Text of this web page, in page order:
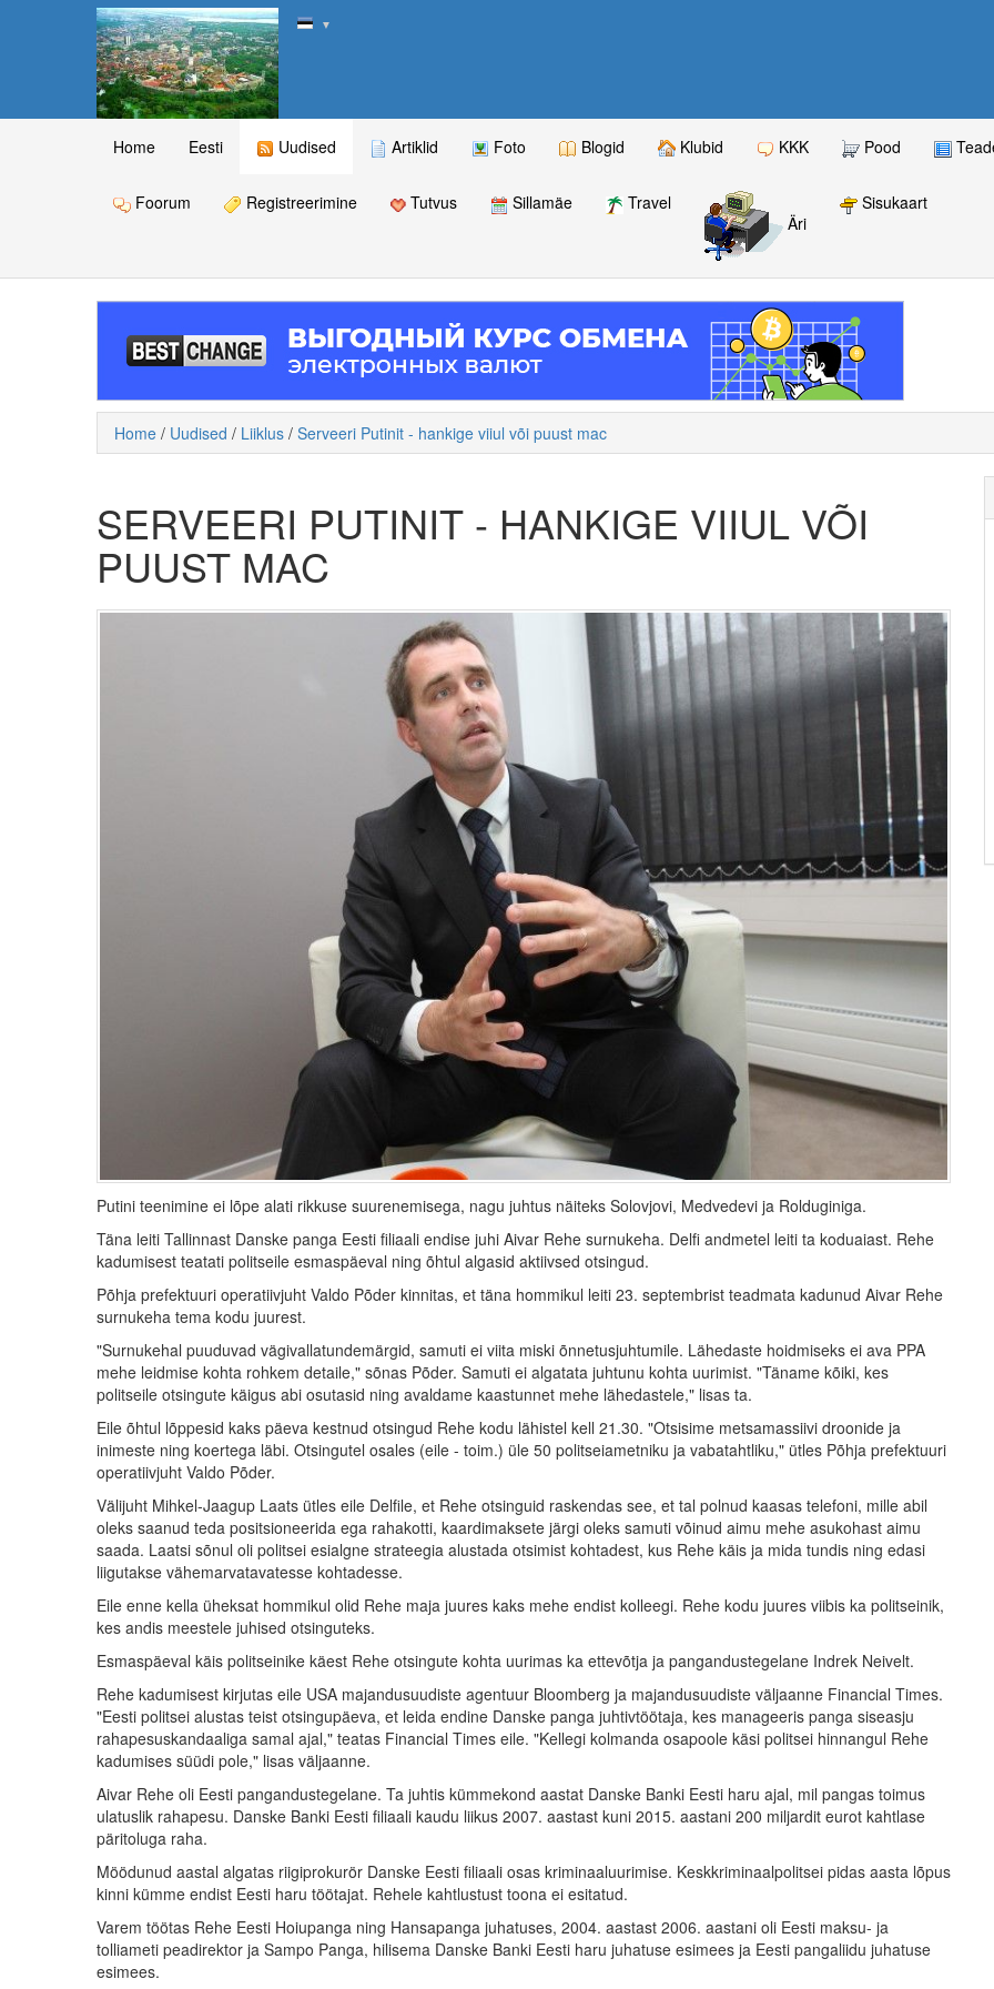
▼
Home Eesti Uudised Artiklid Foto Blogid Klubid KKK Pood
Foorum Registreerimine Tutvus Sillamäe
Travel
Äri
Sisukaart
Home / Uudised / Liiklus / Serveeri Putinit - hankige viiul või puust mac
SERVEERI PUTINIT - HANKIGE VIIUL VÕI
PUUST MAC
Putini teenimine ei lõpe alati rikkuse suurenemisega, nagu juhtus näiteks Solovjovi, Medvedevi ja Rolduginiga.
Täna leiti Tallinnast Danske panga Eesti filiaali endise juhi Aivar Rehe surnukeha. Delfi andmetel leiti ta koduaiast. Rehe
kadumisest teatati politseile esmaspäeval ning õhtul algasid aktiivsed otsingud.
Põhja prefektuuri operatiivjuht Valdo Põder kinnitas, et täna hommikul leiti 23. septembrist teadmata kadunud Aivar Rehe
surnukeha tema kodu juurest.
"Surnukehal puuduvad vägivallatundemärgid, samuti ei viita miski õnnetusjuhtumile. Lähedaste hoidmiseks ei ava PPA
mehe leidmise kohta rohkem detaile," sõnas Põder. Samuti ei algatata juhtunu kohta uurimist. "Täname kõiki, kes
politseile otsingute käigus abi osutasid ning avaldame kaastunnet mehe lähedastele," lisas ta.
Eile õhtul lõppesid kaks päeva kestnud otsingud Rehe kodu lähistel kell 21.30. "Otsisime metsamassiivi droonide ja
inimeste ning koertega läbi. Otsingutel osales (eile - toim.) üle 50 politseiametniku ja vabatahtliku," ütles Põhja prefektuuri
operatiivjuht Valdo Põder.
Välijuht Mihkel-Jaagup Laats ütles eile Delfile, et Rehe otsinguid raskendas see, et tal polnud kaasas telefoni, mille abil
oleks saanud teda positsioneerida ega rahakotti, kaardimaksete järgi oleks samuti võinud aimu mehe asukohast aimu
saada. Laatsi sõnul oli politsei esialgne strateegia alustada otsimist kohtadest, kus Rehe käis ja mida tundis ning edasi
liigutakse vähemarvatavatesse kohtadesse.
Eile enne kella üheksat hommikul olid Rehe maja juures kaks mehe endist kolleegi. Rehe kodu juures viibis ka politseinik,
kes andis meestele juhised otsinguteks.
Esmaspäeval käis politseinike käest Rehe otsingute kohta uurimas ka ettevõtja ja pangandustegelane Indrek Neivelt.
Rehe kadumisest kirjutas eile USA majandusuudiste agentuur Bloomberg ja majandusuudiste väljaanne Financial Times.
"Eesti politsei alustas teist otsingupäeva, et leida endine Danske panga juhtivtöötaja, kes manageeris panga siseasju
rahapesuskandaaliga samal ajal," teatas Financial Times eile. "Kellegi kolmanda osapoole käsi politsei hinnangul Rehe
kadumises süüdi pole," lisas väljaanne.
Aivar Rehe oli Eesti pangandustegelane. Ta juhtis kümmekond aastat Danske Banki Eesti haru ajal, mil pangas toimus
ulatuslik rahapesu. Danske Banki Eesti filiaali kaudu liikus 2007. aastast kuni 2015. aastani 200 miljardit eurot kahtlase
päritoluga raha.
Möödunud aastal algatas riigiprokurör Danske Eesti filiaali osas kriminaaluurimise. Keskkriminaalpolitsei pidas aasta lõpus
kinni kümme endist Eesti haru töötajat. Rehele kahtlustust toona ei esitatud.
Varem töötas Rehe Eesti Hoiupanga ning Hansapanga juhatuses, 2004. aastast 2006. aastani oli Eesti maksu- ja
tolliameti peadirektor ja Sampo Panga, hilisema Danske Banki Eesti haru juhatuse esimees ja Eesti pangaliidu juhatuse
esimees.